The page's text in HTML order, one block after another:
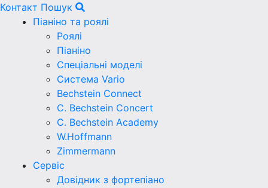
Контакт Пошук
Піаніно та роялі
Роялі
Піаніно
Спеціальні моделі
Система Vario
Bechstein Connect
C. Bechstein Concert
C. Bechstein Academy
W.Hoffmann
Zimmermann
Сервіс
Довідник з фортепіано